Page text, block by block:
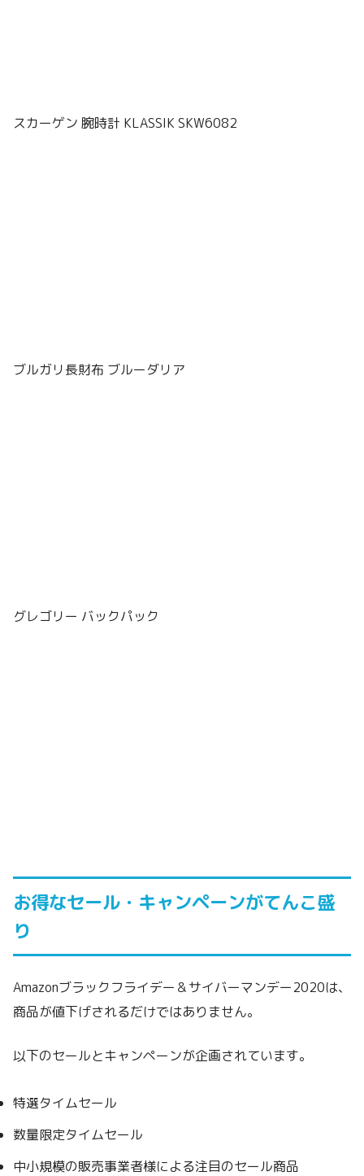
スカーゲン 腕時計 KLASSIK SKW6082
ブルガリ長財布 ブルーダリア
グレゴリー バックパック
お得なセール・キャンペーンがてんこ盛
り
Amazonブラックフライデー＆サイバーマンデー2020は、
商品が値下げされるだけではありません。
以下のセールとキャンペーンが企画されています。
特選タイムセール
数量限定タイムセール
中小規模の販売事業者様による注目のセール商品